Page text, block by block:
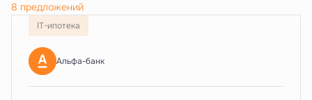
8 предложений
IT-ипотека
Альфа-банк